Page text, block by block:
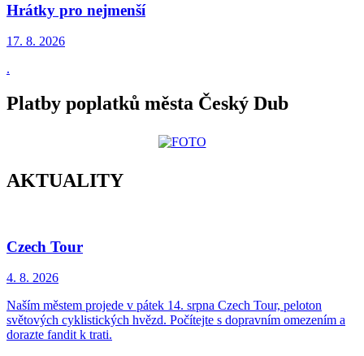
Hrátky pro nejmenší
17. 8. 2026
.
Platby poplatků města Český Dub
AKTUALITY
Czech Tour
4. 8. 2026
Naším městem projede v pátek 14. srpna Czech Tour, peloton
světových cyklistických hvězd. Počítejte s dopravním omezením a
dorazte fandit k trati.